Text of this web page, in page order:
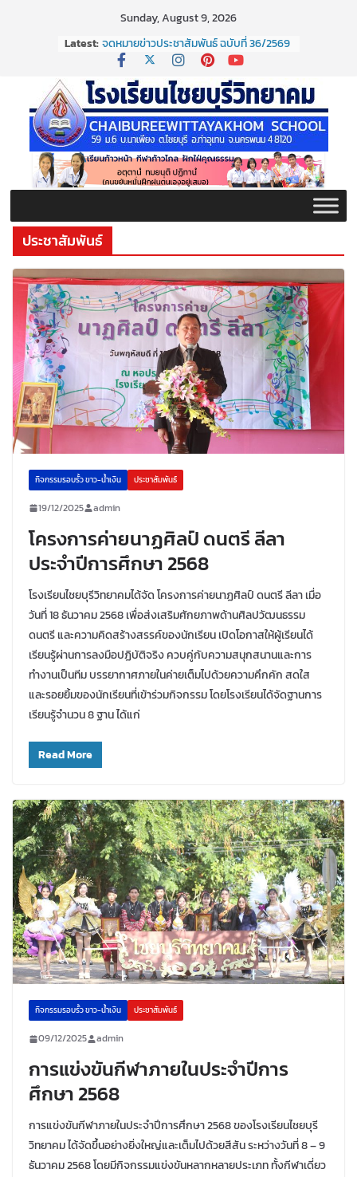
Sunday, August 9, 2026
Latest: จดหมายข่าวประชาสัมพันธ์ ฉบับที่ 37/2569
ประจำเดือนมิถุนายน 2569
จดหมายข่าวประชาสัมพันธ์ ฉบับที่ 36/2569
ประจำเดือนมิถุนายน 2569
กิจกรรมต่อต้านยาเสพติด ปี ๒๕๖๙
กิจกรรมวันสุนทรภู่ ประจำปี ๒๕๖๙
จดหมายข่าวประชาสัมพันธ์ ฉบับที่ 38/2569
ประจำเดือนมิถุนายน 2569
ประชาสัมพันธ์
กิจกรรมรอบรั้ว ขาว-น้ำเงิน ประชาสัมพันธ์
19/12/2025 admin
โครงการค่ายนาฏศิลป์ ดนตรี ลีลา
ประจำปีการศึกษา 2568
โรงเรียนไชยบุรีวิทยาคมได้จัด โครงการค่ายนาฏศิลป์ ดนตรี ลีลา เมื่อ
วันที่ 18 ธันวาคม 2568 เพื่อส่งเสริมศักยภาพด้านศิลปวัฒนธรรม
ดนตรี และความคิดสร้างสรรค์ของนักเรียน เปิดโอกาสให้ผู้เรียนได้
เรียนรู้ผ่านการลงมือปฏิบัติจริง ควบคู่กับความสนุกสนานและการ
ทำงานเป็นทีม บรรยากาศภายในค่ายเต็มไปด้วยความคึกคัก สดใส
และรอยยิ้มของนักเรียนที่เข้าร่วมกิจกรรม โดยโรงเรียนได้จัดฐานการ
เรียนรู้จำนวน 8 ฐาน ได้แก่
Read More
กิจกรรมรอบรั้ว ขาว-น้ำเงิน ประชาสัมพันธ์
09/12/2025 admin
การแข่งขันกีฬาภายในประจำปีการ
ศึกษา 2568
การแข่งขันกีฬาภายในประจำปีการศึกษา 2568 ของโรงเรียนไชยบุรี
วิทยาคม ได้จัดขึ้นอย่างยิ่งใหญ่และเต็มไปด้วยสีสัน ระหว่างวันที่ 8 – 9
ธันวาคม 2568 โดยมีกิจกรรมแข่งขันหลากหลายประเภท ทั้งกีฬาเดี่ยว